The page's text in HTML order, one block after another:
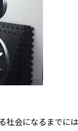
会になるまでに